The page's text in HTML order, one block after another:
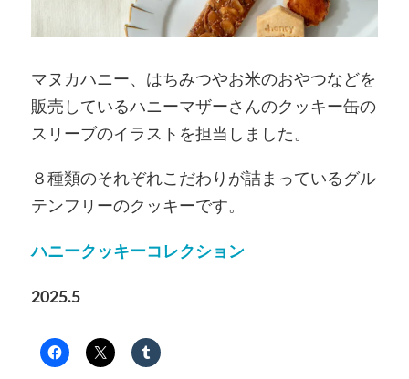
マヌカハニー、はちみつやお米のおやつなどを
販売しているハニーマザーさんのクッキー缶の
スリーブのイラストを担当しました。
８種類のそれぞれこだわりが詰まっているグル
テンフリーのクッキーです。
ハニークッキーコレクション
2025.5